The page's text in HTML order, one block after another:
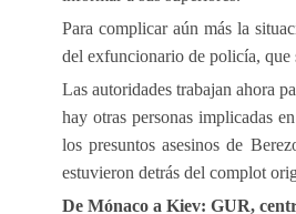
Para complicar aún más la
del exfuncionario de policía, que
Las autoridades trabajan ahora
hay otras personas implicadas
los presuntos asesinos de
estuvieron detrás del complot
De Mónaco a Kiev: GUR,